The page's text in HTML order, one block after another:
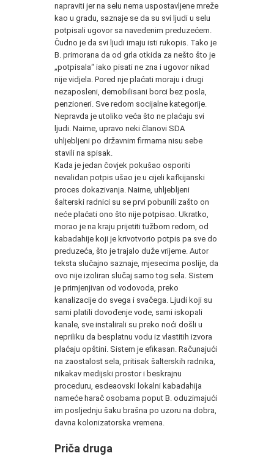
napraviti jer na selu nema uspostavljene mreže
kao u gradu, saznaje se da su svi ljudi u selu
potpisali ugovor sa navedenim preduzećem.
Čudno je da svi ljudi imaju isti rukopis. Tako je
B. primorana da od grla otkida za nešto što je
„potpisala“ iako pisati ne zna i ugovor nikad
nije vidjela. Pored nje plaćati moraju i drugi
nezaposleni, demobilisani borci bez posla,
penzioneri. Sve redom socijalne kategorije.
Nepravda je utoliko veća što ne plaćaju svi
ljudi. Naime, upravo neki članovi SDA
uhljebljeni po državnim firmama nisu sebe
stavili na spisak.
Kada je jedan čovjek pokušao osporiti
nevalidan potpis ušao je u cijeli kafkijanski
proces dokazivanja. Naime, uhljebljeni
šalterski radnici su se prvi pobunili zašto on
neće plaćati ono što nije potpisao. Ukratko,
morao je na kraju prijetiti tužbom redom, od
kabadahije koji je krivotvorio potpis pa sve do
preduzeća, što je trajalo duže vrijeme. Autor
teksta slučajno saznaje, mjesecima poslije, da
ovo nije izoliran slučaj samo tog sela. Sistem
je primjenjivan od vodovoda, preko
kanalizacije do svega i svačega. Ljudi koji su
sami platili dovođenje vode, sami iskopali
kanale, sve instalirali su preko noći došli u
nepriliku da besplatnu vodu iz vlastitih izvora
plaćaju opštini. Sistem je efikasan. Računajući
na zaostalost sela, pritisak šalterskih radnika,
nikakav medijski prostor i beskrajnu
proceduru, esdeaovski lokalni kabadahija
nameće harač osobama poput B. oduzimajući
im posljednju šaku brašna po uzoru na dobra,
davna kolonizatorska vremena.
Priča druga